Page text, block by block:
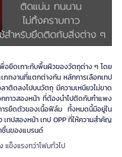
อยึดเกาะกับพื้นผิวของวัตถุต่าง ๆ โดย
ภทงานที่แตกต่างกัน หลักการเลือกเทป
ติดลงไปบนวัตถุ มีความเหนียวไม่ขาด
กาวสองหน้า ที่ต้องนำไปติดกับกำแพง
รยืดตัวของเนื้อฟิล์ม ทั้งหมดนี้มีอยู่ใน
ปสองหน้า เทป OPP ที่ให้ความสำคัญ
นของแบรนด์
ข็งแรงกว่าโฟมทั่วไป